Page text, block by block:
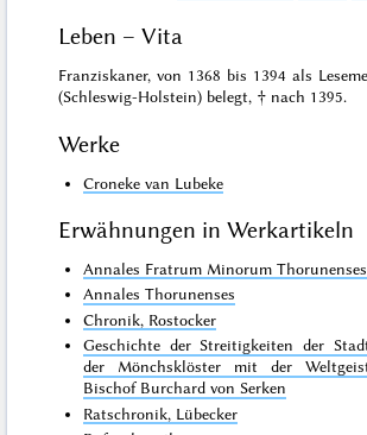
Leben – Vita
Franziskaner, von 1368 bis 1394 als
(Schleswig-Holstein) belegt, † nach 1395.
Werke
Croneke van Lubeke
Erwähnungen in Werkartikeln
Annales Fratrum Minorum
Annales Thorunenses
Chronik, Rostocker
Geschichte der Streitigkeiten der
der Mönchsklöster mit der
Bischof Burchard von Serken
Ratschronik, Lübecker